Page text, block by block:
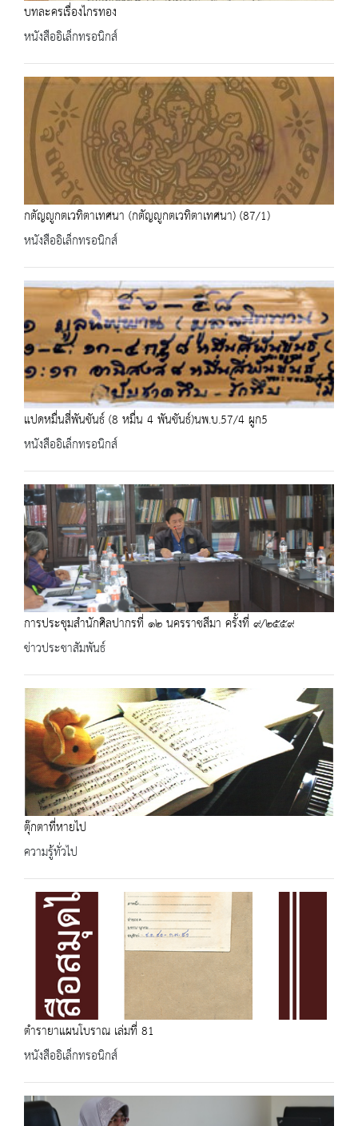
บทละครเรื่องไกรทอง
หนังสืออิเล็กทรอนิกส์
กตัญญูกตเวทิตาเทศนา (กตัญญูกตเวทิตาเทศนา) (87/1)
หนังสืออิเล็กทรอนิกส์
แปดหมื่นสี่พันขันธ์ (8 หมื่น 4 พันขันธ์)นพ.บ.57/4 ผูก5
หนังสืออิเล็กทรอนิกส์
การประชุมสำนักศิลปากรที่ ๑๒ นครราชสีมา ครั้งที่ ๙/๒๕๕๙
ข่าวประชาสัมพันธ์
ตุ๊กตาที่หายไป
ความรู้ทั่วไป
ตำรายาแผนโบราณ เล่มที่ 81
หนังสืออิเล็กทรอนิกส์